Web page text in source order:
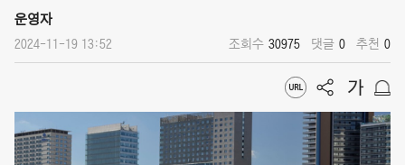
운영자
2024-11-19 13:52 조회수 30975 댓글 0 추천 0